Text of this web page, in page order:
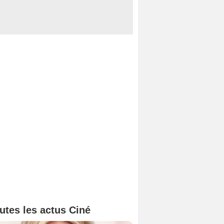
les actus Ciné